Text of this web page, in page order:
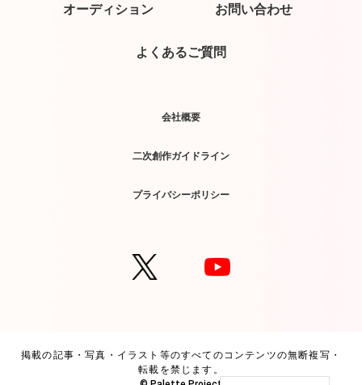
オーディション お問い合わせ
よくあるご質問
会社概要
二次創作ガイドライン
プライバシーポリシー
掲載の記事・写真・イラスト等のすべてのコンテンツの無断複写・
転載を禁じます。